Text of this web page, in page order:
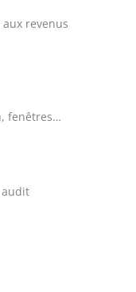
revenus
fenêtres…
audit